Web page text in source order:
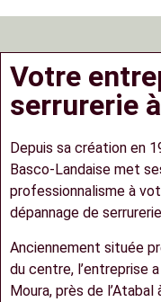
Votre
serrurerie
Depuis sa création en
Basco-Landaise met
professionnalisme à
dépannage de
Anciennement située
du centre, l’entreprise
Moura, près de